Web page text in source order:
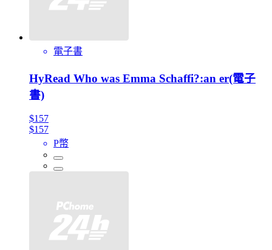
電子書
HyRead Who was Emma Schaffi?:an er(電子
書)
$157
$157
P幣